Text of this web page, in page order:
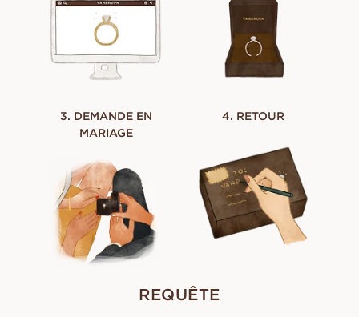
3. DEMANDE EN
MARIAGE
4. RETOUR
REQUÊTE